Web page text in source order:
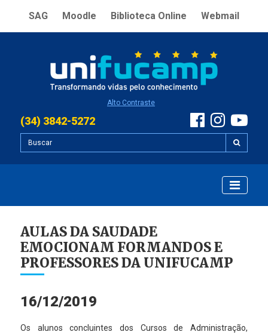
SAG Moodle Biblioteca Online Webmail
Alto Contraste
(34) 3842-5272
AULAS DA SAUDADE
EMOCIONAM FORMANDOS E
PROFESSORES DA UNIFUCAMP
16/12/2019
Os alunos concluintes dos Cursos de Administração,